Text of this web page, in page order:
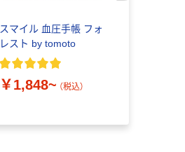
スマイル 血圧手帳 フォ
レスト by tomoto
￥1,848~ （税込）